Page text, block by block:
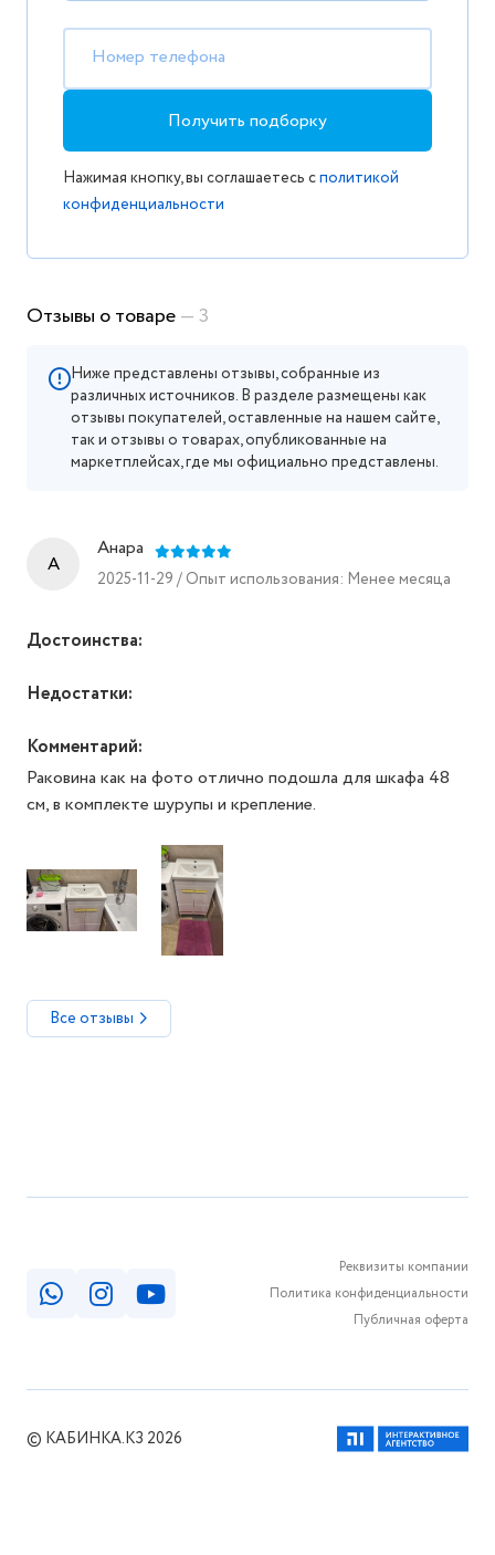
Номер телефона
Получить подборку
Нажимая кнопку, вы соглашаетесь сполитикой
конфиденциальности
Отзывы о товаре— 3
Ниже представлены отзывы, собранные из
различных источников. В разделе размещены как
отзывы покупателей, оставленные на нашем сайте,
так и отзывы о товарах, опубликованные на
маркетплейсах, где мы официально представлены.
A
Анара
2025-11-29 / Опыт использования: Менее месяца
Достоинства:
Недостатки:
Комментарий:
Раковина как на фото отлично подошла для шкафа 48
см, в комплекте шурупы и крепление.
Все отзывы
Реквизиты компании
Политика конфиденциальности
Публичная оферта
© КАБИНКА.КЗ 2026